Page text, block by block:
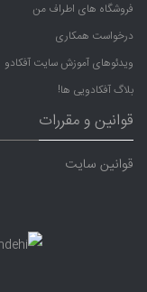
فروشگاه های اطراف من
درخواست همکاری
ویدئوهای آموزش سایت آفکادو
بلاگ آفکادویی ها!
قوانین و مقررات
قوانین سایت